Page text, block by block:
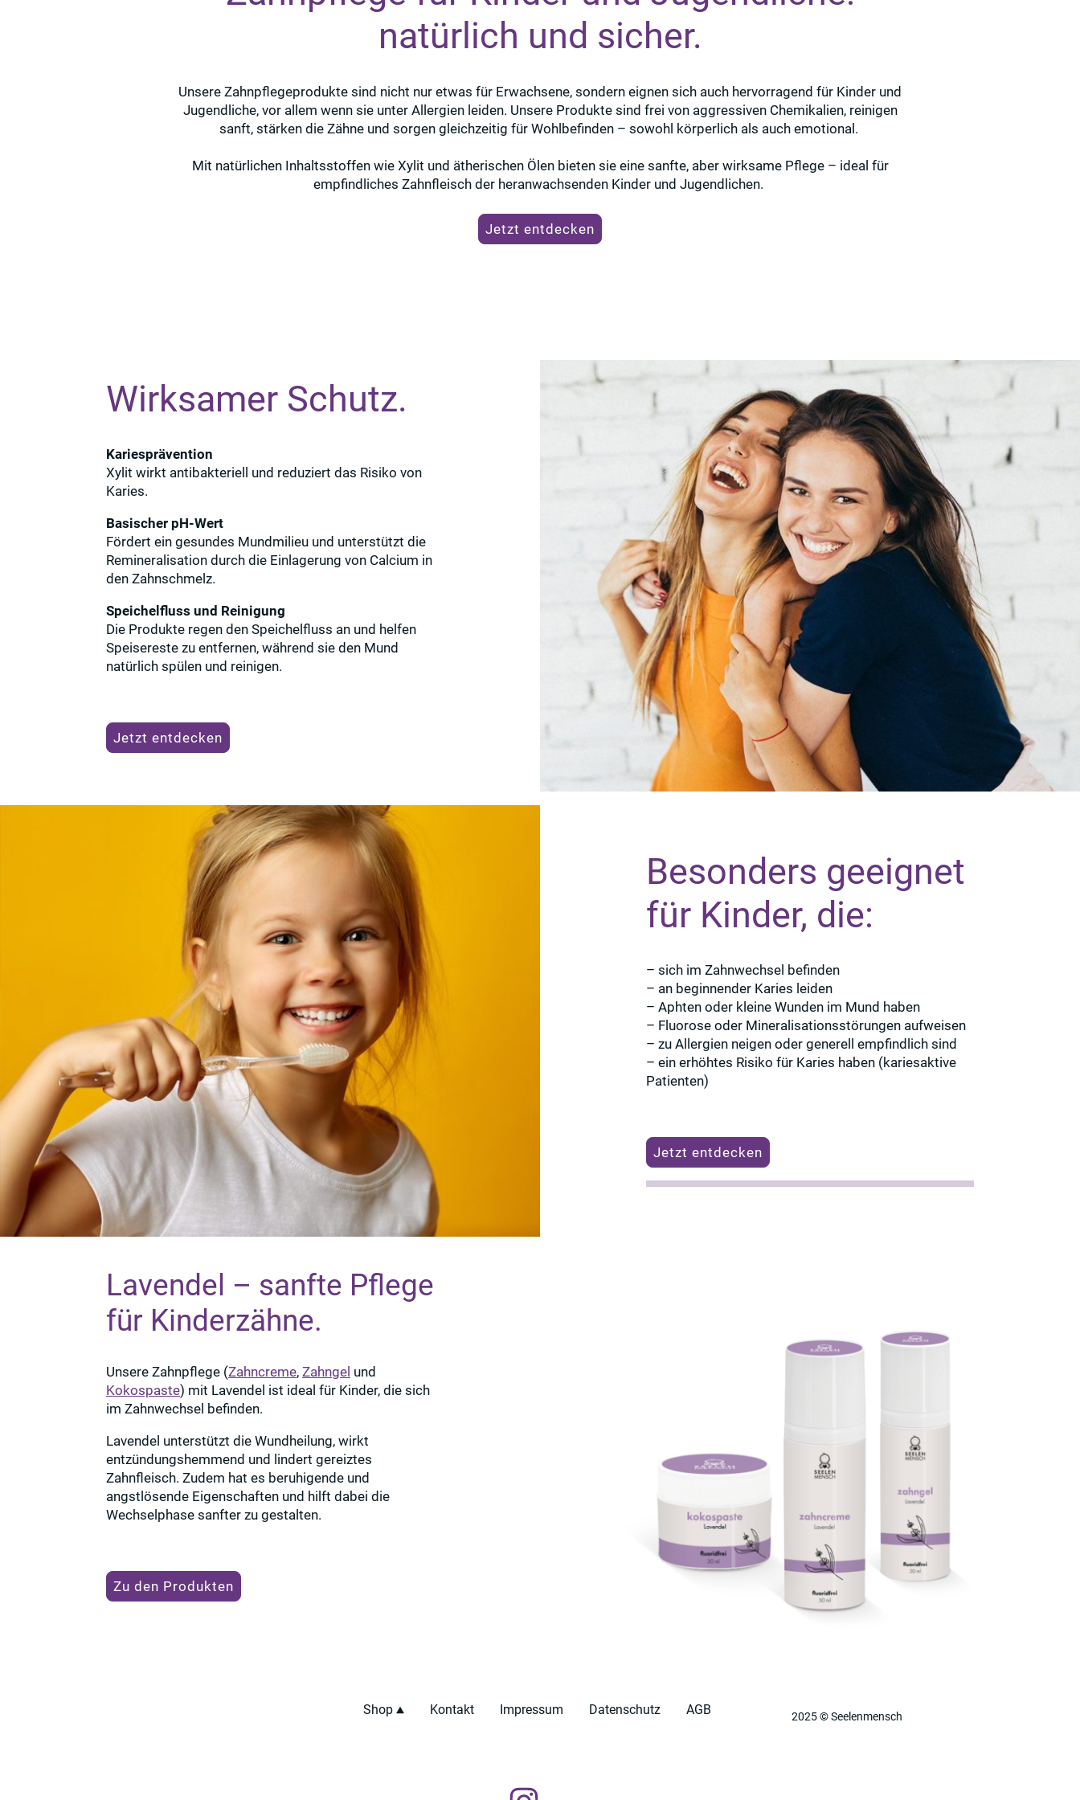
natürlich und sicher.
Unsere Zahnpflegeprodukte sind nicht nur etwas für Erwachsene, sondern eignen sich auch hervorragend für Kinder und
Jugendliche, vor allem wenn sie unter Allergien leiden. Unsere Produkte sind frei von aggressiven Chemikalien, reinigen
sanft, stärken die Zähne und sorgen gleichzeitig für Wohlbefinden – sowohl körperlich als auch emotional.
Mit natürlichen Inhaltsstoffen wie Xylit und ätherischen Ölen bieten sie eine sanfte, aber wirksame Pflege – ideal für
empfindliches Zahnfleisch der heranwachsenden Kinder und Jugendlichen.
Jetzt entdecken
Wirksamer Schutz.
Kariesprävention
Xylit wirkt antibakteriell und reduziert das Risiko von
Karies.
Basischer pH-Wert
Fördert ein gesundes Mundmilieu und unterstützt die
Remineralisation durch die Einlagerung von Calcium in
den Zahnschmelz.
Speichelfluss und Reinigung
Die Produkte regen den Speichelfluss an und helfen
Speisereste zu entfernen, während sie den Mund
natürlich spülen und reinigen.
Jetzt entdecken
Besonders geeignet
für Kinder, die:
– sich im Zahnwechsel befinden
– an beginnender Karies leiden
– Aphten oder kleine Wunden im Mund haben
– Fluorose oder Mineralisationsstörungen aufweisen
– zu Allergien neigen oder generell empfindlich sind
– ein erhöhtes Risiko für Karies haben (kariesaktive
Patienten)
Jetzt entdecken
Lavendel – sanfte Pflege
für Kinderzähne.
Unsere Zahnpflege (Zahncreme, Zahngel und
Kokospaste) mit Lavendel ist ideal für Kinder, die sich
im Zahnwechsel befinden.
Lavendel unterstützt die Wundheilung, wirkt
entzündungshemmend und lindert gereiztes
Zahnfleisch. Zudem hat es beruhigende und
angstlösende Eigenschaften und hilft dabei die
Wechselphase sanfter zu gestalten.
Zu den Produkten
Shop Kontakt Impressum Datenschutz AGB 2025 © Seelenmensch